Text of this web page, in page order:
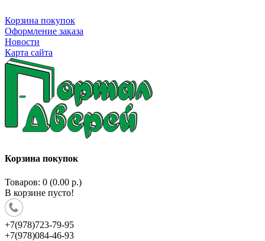
Корзина покупок
Оформление заказа
Новости
Карта сайта
Корзина покупок
Товаров: 0 (0.00 р.)
В корзине пусто!
+7(978)723-79-95
+7(978)084-46-93